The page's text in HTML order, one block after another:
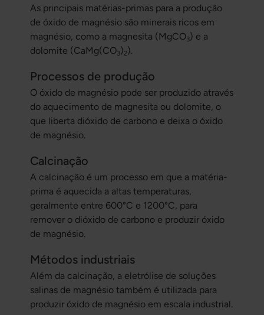
As principais matérias-primas para a produção
de óxido de magnésio são minerais ricos em
magnésio, como a magnesita (MgCO3) e a
dolomite (CaMg(CO3)2).
Processos de produção
O óxido de magnésio pode ser produzido através
do aquecimento de magnesita ou dolomite, o
que liberta dióxido de carbono e deixa o óxido
de magnésio.
Calcinação
A calcinação é um processo em que a matéria-
prima é aquecida a altas temperaturas,
geralmente entre 600°C e 1200°C, para
remover o dióxido de carbono e produzir óxido
de magnésio.
Métodos industriais
Além da calcinação, a eletrólise de soluções
salinas de magnésio também é utilizada para
produzir óxido de magnésio em escala industrial.